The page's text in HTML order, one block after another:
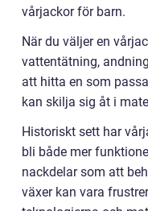
vårjackor för barn.
När du väljer en
vattentätning,
att hitta en som
kan skilja sig åt i
Historiskt sett har
bli både mer
nackdelar som att
växer kan vara